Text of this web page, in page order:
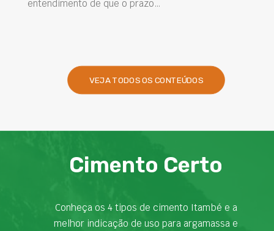
de que o prazo…
VEJA TODOS OS CONTEÚDOS
Cimento Certo
Conheça os 4 tipos de cimento Itambé e a
melhor indicação de uso para argamassa e